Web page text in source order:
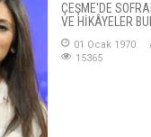
ÇEŞME'DE
VE HİKÂYELER
01 Ocak 1970
15365